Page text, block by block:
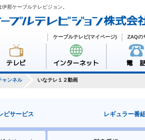
那ケーブルテレビジョン。
テレビ インターネット 電
ZAQの
ケーブルテレビ(マイページ)
ャンネル いなテレ１２動画
ビサービス レギュラー番